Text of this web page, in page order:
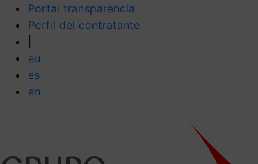
Portal transparencia
Perfil del contratante
eu
es
en